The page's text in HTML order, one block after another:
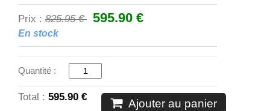
Prix : 825.95 € 595.90 €
En stock
Quantité :
Ajouter au panier
Total : 595.90 €